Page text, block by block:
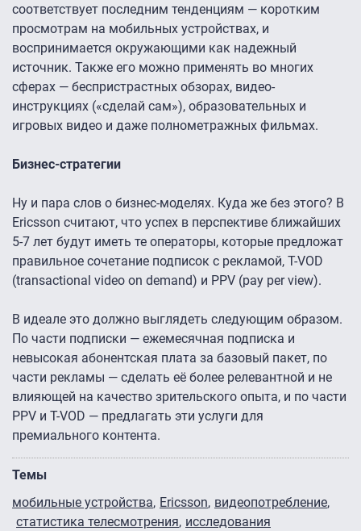
соответствует последним тенденциям — коротким
просмотрам на мобильных устройствах, и
воспринимается окружающими как надежный
источник. Также его можно применять во многих
сферах — беспристрастных обзорах, видео-
инструкциях («сделай сам»), образовательных и
игровых видео и даже полнометражных фильмах.
Бизнес-стратегии
Ну и пара слов о бизнес-моделях. Куда же без этого? В
Ericsson считают, что успех в перспективе ближайших
5-7 лет будут иметь те операторы, которые предложат
правильное сочетание подписок с рекламой, T-VOD
(transactional video on demand) и PPV (pay per view).
В идеале это должно выглядеть следующим образом.
По части подписки — ежемесячная подписка и
невысокая абонентская плата за базовый пакет, по
части рекламы — сделать её более релевантной и не
влияющей на качество зрительского опыта, и по части
PPV и T-VOD — предлагать эти услуги для
премиального контента.
Темы
мобильные устройства Ericsson видеопотребление
статистика телесмотрения исследования